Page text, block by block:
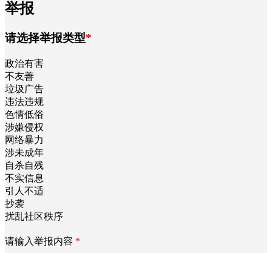
举报
请选择举报类型*
政治有害
不友善
垃圾广告
违法违规
色情低俗
涉嫌侵权
网络暴力
涉未成年
自杀自残
不实信息
引人不适
抄袭
扰乱社区秩序
请输入举报内容 *